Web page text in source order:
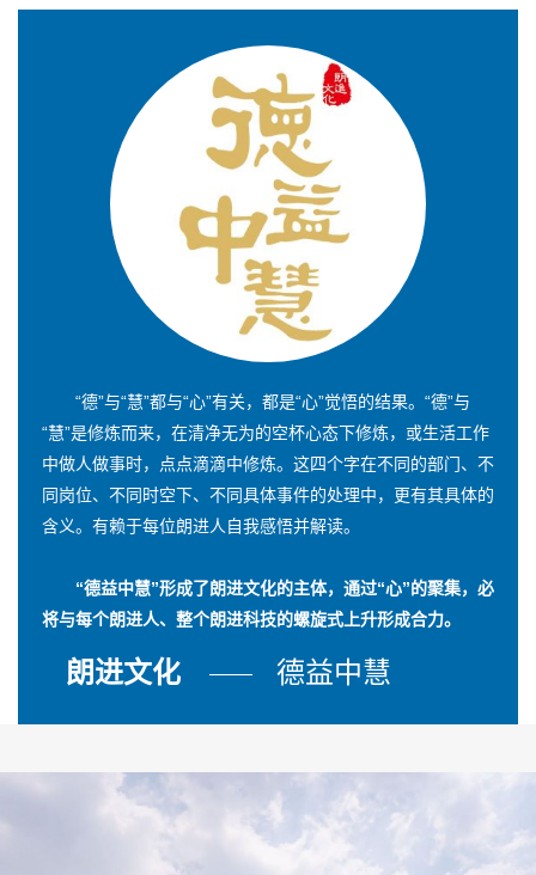
“德”与“慧”都与“心”有关，都是“心”觉悟的结果。“德”与
“慧”是修炼而来，在清净无为的空杯心态下修炼，或生活工作
中做人做事时，点点滴滴中修炼。这四个字在不同的部门、不
同岗位、不同时空下、不同具体事件的处理中，更有其具体的
含义。有赖于每位朗进人自我感悟并解读。
“德益中慧”形成了朗进文化的主体，通过“心”的聚集，必
将与每个朗进人、整个朗进科技的螺旋式上升形成合力。
朗进文化 德益中慧